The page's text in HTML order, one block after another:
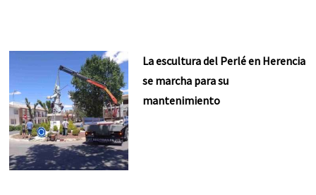
La escultura del Perlé en Herencia
se marcha para su
mantenimiento